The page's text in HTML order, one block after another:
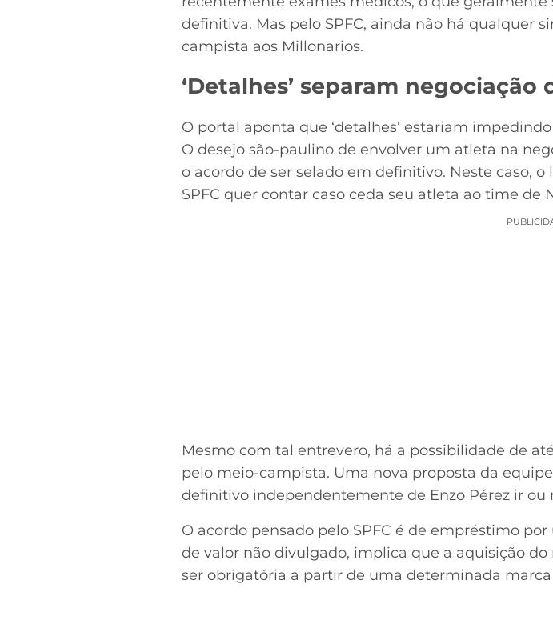
definitiva. Mas pelo SPFC, ainda não há qualquer
campista aos Millonarios.
‘Detalhes’ separam negociação
O portal aponta que ‘detalhes’ estariam
O desejo são-paulino de envolver um atleta na
o acordo de ser selado em definitivo. Neste caso,
SPFC quer contar caso ceda seu atleta ao time de
Mesmo com tal entrevero, há a possibilidade de
pelo meio-campista. Uma nova proposta da
definitivo independentemente de Enzo Pérez ir ou
O acordo pensado pelo SPFC é de empréstimo
de valor não divulgado, implica que a aquisição
ser obrigatória a partir de uma determinada